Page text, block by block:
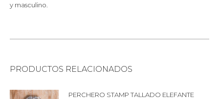
y masculino.
PRODUCTOS RELACIONADOS
PERCHERO STAMP TALLADO ELEFANTE